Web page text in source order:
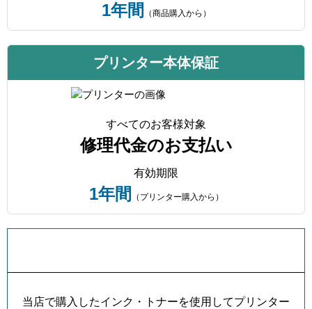
1年間 （商品購入から）
プリンター本体保証
すべてのお客様対象
修理代金のお支払い
有効期限
1年間 （プリンター購入から）
当店で購入したインク・トナーを使用してプリンター